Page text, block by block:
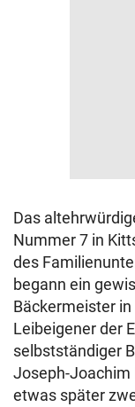
Das
Nummer 7 in
des
begann ein
Bäckermeister
Leibeigener der
selbstständiger
Joseph-Joachim
etwas später